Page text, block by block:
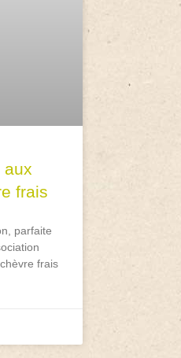
aux
frais
parfaite
frais